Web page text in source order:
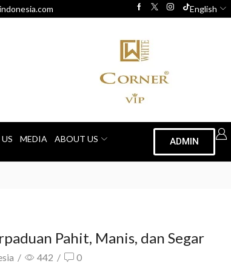
English
MEDIA ABOUT US ADMIN
Pahit, Manis, dan Segar
/ 442 / 0